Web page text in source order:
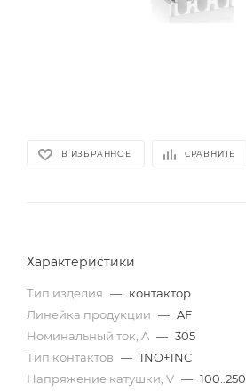
В ИЗБРАННОЕ СРАВНИТЬ
Характеристики
Тип изделия — контактор
Линейка продукции — AF
Номинальный ток, A — 305
Тип контактов — 1NO+1NC
Напряжение катушки, V — 100..250